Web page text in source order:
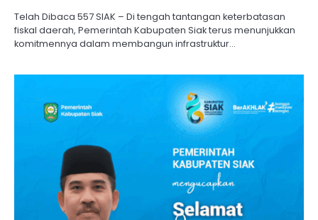
Telah Dibaca 557 SIAK – Di tengah tantangan keterbatasan
fiskal daerah, Pemerintah Kabupaten Siak terus menunjukkan
komitmennya dalam membangun infrastruktur…